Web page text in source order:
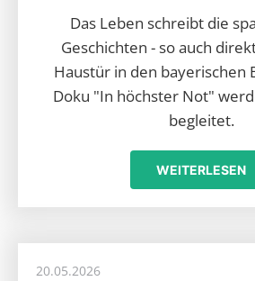
Das Leben schreibt die
Geschichten - so auch
Haustür in den bayerischen
Doku "In höchster Not"
begleitet.
WEITERLESEN
20.05.2026